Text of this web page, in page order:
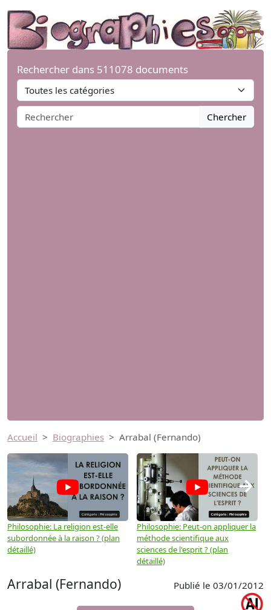
Rechercher dans 511078 documents
Chercher
Accueil Biographies Arrabal (Fernando)
Philosophie: La religion est-elle
subordonnée à la raison ? (plan
détaillé)
Philosophie: Peut-on appliquer la
méthode scientifique aux
sciences de l'esprit ? (plan
détaillé)
→
Arrabal (Fernando) Publié le 03/01/2012